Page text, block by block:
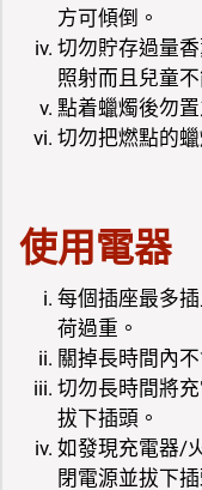
方可傾倒。
切勿貯存過量
照射而且兒童
點着蠟燭後勿置
切勿把燃點的
使用電器
每個插座最多
荷過重。
關掉長時間內
切勿長時間將
拔下插頭。
如發現充電器/
閉電源並拔下插